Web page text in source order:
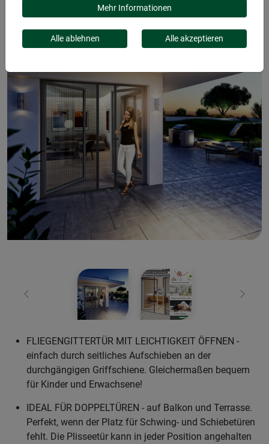
Zurück Weiter
FLIEGENGITTERTÜR MIT LEICHTIGKEIT ÖFFNEN -
einfach durch seitliches Aufschieben an der
durchgängigen Griffschiene. Gleichermaßen bequem
für Kinder und Erwachsene!
IDEAL FÜR DOPPELTÜREN - auf Balkon und Terrasse.
Perfekt, wenn der Platz für Schwing- und Schiebetüren
fehlt. Die Plisseetür kann in jeder Position angehalten
Mehr Informationen
Alle ablehnen Alle akzeptieren